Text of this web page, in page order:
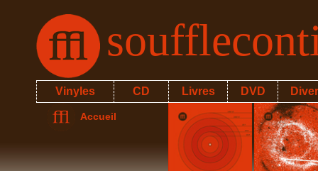
Vinyles CD Livres DVD
Accueil